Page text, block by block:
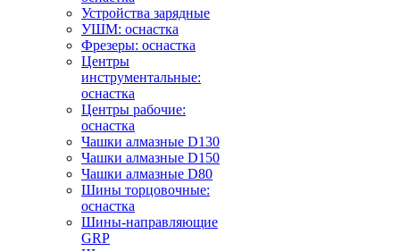
Устройства зарядные
УШМ: оснастка
Фрезеры: оснастка
Центры
инструментальные:
оснастка
Центры рабочие:
оснастка
Чашки алмазные D130
Чашки алмазные D150
Чашки алмазные D80
Шины торцовочные:
оснастка
Шины-направляющие
GRP